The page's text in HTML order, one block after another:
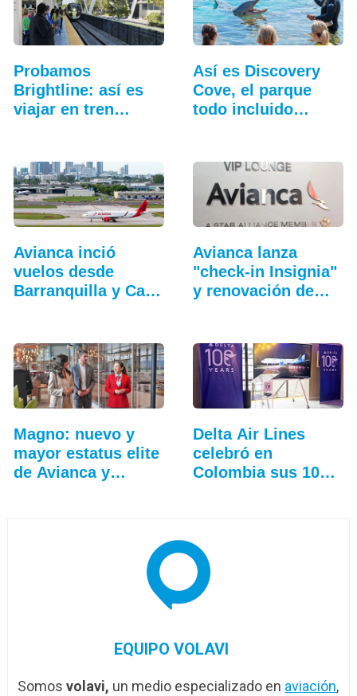
Probamos
Brightline: así es
viajar en tren
Así es Discovery
Cove, el parque
todo incluido
Avianca inció
vuelos desde
Barranquilla y Cali
Avianca lanza
"check-in Insignia"
y renovación de
Magno: nuevo y
mayor estatus elite
de Avianca y
Delta Air Lines
celebró en
Colombia sus 100
EQUIPO VOLAVI
Somosvolavi, un medio especializado en aviación,